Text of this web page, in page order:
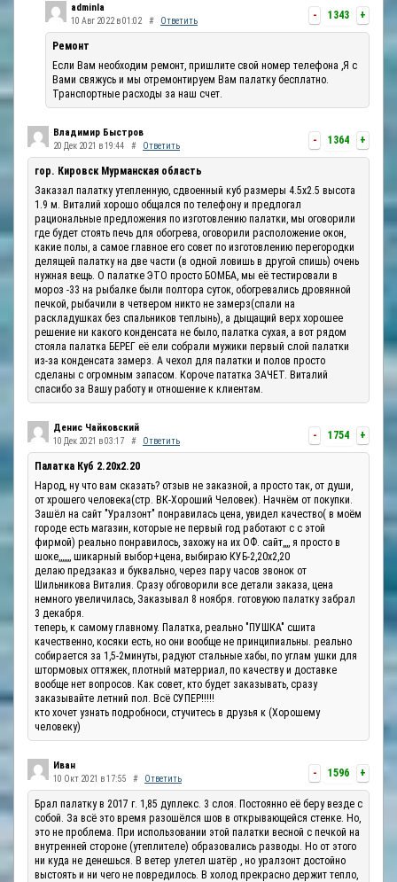
- 1343 +
adminla
10 Авг 2022 в 01:02 # Ответить
Ремонт
Если Вам необходим ремонт, пришлите свой номер телефона ,Я с
Вами свяжусь и мы отремонтируем Вам палатку бесплатно.
Транспортные расходы за наш счет.
- 1364 +
Владимир Быстров
20 Дек 2021 в 19:44 # Ответить
гор. Кировск Мурманская область
Заказал палатку утепленную, сдвоенный куб размеры 4.5х2.5 высота
1.9 м. Виталий хорошо общался по телефону и предлогал
рациональные предложения по изготовлению палатки, мы оговорили
где будет стоять печь для обогрева, оговорили расположение окон,
какие полы, а самое главное его совет по изготовлению перегородки
делящей палатку на две части (в одной ловишь в другой спишь) очень
нужная вещь. О палатке ЭТО просто БОМБА, мы её тестировали в
мороз -33 на рыбалке были полтора суток, обогревались дровянной
печкой, рыбачили в четвером никто не замерз(спали на
раскладушках без спальников теплынь), а дыщащий верх хорошее
решение ни какого конденсата не было, палатка сухая, а вот рядом
стояла палатка БЕРЕГ её ели собрали мужики первый слой палатки
из-за конденсата замерз. А чехол для палатки и полов просто
сделаны с огромным запасом. Короче пататка ЗАЧЕТ. Виталий
спасибо за Вашу работу и отношение к клиентам.
- 1754 +
Денис Чайковский
10 Дек 2021 в 03:17 # Ответить
Палатка Куб 2.20x2.20
Народ, ну что вам сказать? отзыв не заказной, а просто так, от души,
от хрошего человека(стр. ВК-Хороший Человек). Начнём от покупки.
Зашёл на сайт "Уралзонт" понравилась цена, увидел качество( в моём
городе есть магазин, которые не первый год работают с с этой
фирмой) реально понравилось, захожу на их ОФ. сайт,,,, я просто в
шоке,,,,,,, шикарный выбор+цена, выбираю КУБ-2,20х2,20
делаю предзаказ и буквально, через пару часов звонок от
Шильникова Виталия. Сразу обговорили все детали заказа, цена
немного увеличилась, Заказывал 8 ноября. готовуюю палатку забрал
3 декабря.
теперь, к самому главному. Палатка, реально "ПУШКА" сшита
качественно, косяки есть, но они вообще не принципиальны. реально
собирается за 1,5-2минуты, радуют стальные хабы, по углам ушки для
штормовых оттяжек, плотный матерриал, по качеству и доставке
вообще нет вопросов. Как совет, кто будет заказывать, сразу
заказывайте летний пол. Всё СУПЕР!!!!!
кто хочет узнать подробноси, стучитесь в друзья к (Хорошему
человеку)
- 1596 +
Иван
10 Окт 2021 в 17:55 # Ответить
Брал палатку в 2017 г. 1,85 дуплекс. 3 слоя. Постоянно её беру везде с
собой. За всё это время разошёлся шов в открывающейся стенке. Но,
это не проблема. При использовании этой палатки весной с печкой на
внутренней стороне (утеплителе) образовались разводы. Но от этого
ни куда не денешься. В ветер улетел шатёр , но уралзонт достойно
выстоять и ни чего не повредилось. В холод прекрасно держит тепло,